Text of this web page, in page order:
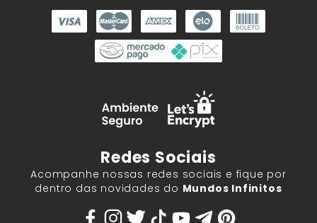
Redes Sociais
Acompanhe nossas redes sociais e fique por
dentro das novidades do Mundos Infinitos